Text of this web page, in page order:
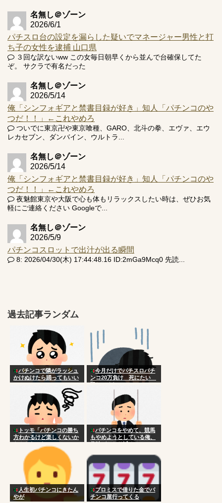
名無し＠ゾーン
2026/6/1
パチスロ台の設定を漏らした疑いでマネージャー男性と打
ち子の女性を逮捕 山口県
３回な訳ないww この女毎日朝早くから並んで台確保してた
ぞ。 サクラで有名だった
名無し＠ゾーン
2026/5/14
俺「シンフォギアと禁書目録が好き」知人「パチンコのや
つだ！！」←これやめろ
ついでに東京卍や東京喰種、GARO、北斗の拳、エヴァ、エウ
レカセブン、ダンバイン、ウルトラ...
名無し＠ゾーン
2026/5/14
俺「シンフォギアと禁書目録が好き」知人「パチンコのや
つだ！！」←これやめろ
夜魅館東京や大阪で心も体もリラックスしたい時は、ぜひお気
軽にご連絡ください Googleで...
名無し＠ゾーン
2026/5/9
パチンコスロットで出汁が出る瞬間
8: 2026/04/30(木) 17:44:48.16 ID:2mGa9Mcq0 先読...
過去記事ランダム
パチンコで隣がラッシュ
かけぬけたら踊ってもいい
今月だけでパチスロパチ
ンコ20万負け 死にたい
トッモ「パチンコの勝ち
方わかるけど楽しくないか
パチンコをやめて、競馬
もやめようとしている俺、
人生初パチンコにきたん
やが
プロミスで借りた金でパ
チンコ屋行ってくる